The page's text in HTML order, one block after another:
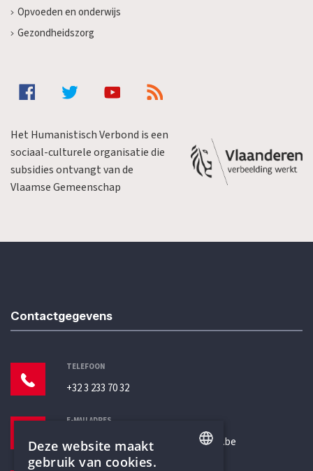
Opvoeden en onderwijs
Gezondheidszorg
Het Humanistisch Verbond is een
sociaal-culturele organisatie die
subsidies ontvangt van de
Vlaamse Gemeenschap
Contactgegevens
TELEFOON
+32 3 233 70 32
E-MAILADRES
secretariaat@humanistischverbond.be
Deze website maakt
gebruik van cookies.